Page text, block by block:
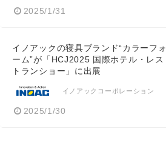
2025/1/31
イノアックの寝具ブランド“カラーフォ
ーム”が「HCJ2025 国際ホテル・レス
トランショー」に出展
イノアックコーポレーション
2025/1/30